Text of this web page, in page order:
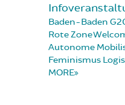
Baden-Baden
Rote Zone
Autonome
Feminismus
MORE